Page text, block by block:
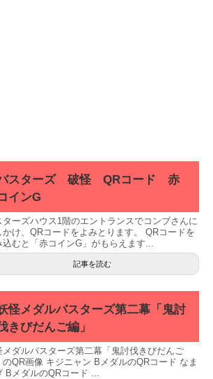
スターズ 破怪 QRコード 赤
インG
ターズハウス1階のエントランスでコンブさんに
かけ、QRコードをよみとります。 QRコードを
込むと「赤コインG」がもらえます...
記事を読む
怪メダルバスターズ第二幕「鬼討
きびだんご編」
メダルバスターズ第二幕「鬼討伐きびだんご
のQR画像 キジニャン BメダルのQRコード なま
BメダルのQRコード ...